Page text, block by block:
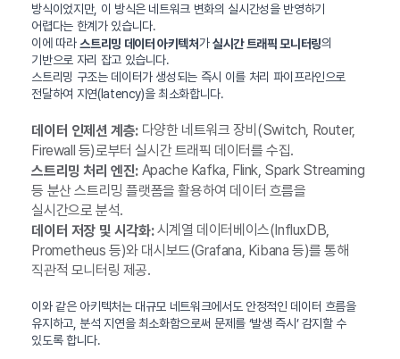
방식이었지만, 이 방식은 네트워크 변화의 실시간성을 반영하기
어렵다는 한계가 있습니다.
이에 따라 스트리밍 데이터 아키텍처가실시간 트래픽 모니터링의
기반으로 자리 잡고 있습니다.
스트리밍 구조는 데이터가 생성되는 즉시 이를 처리 파이프라인으로
전달하여 지연(latency)을 최소화합니다.
데이터 인제션 계층:다양한 네트워크 장비(Switch, Router,
Firewall 등)로부터 실시간 트래픽 데이터를 수집.
스트리밍 처리 엔진:Apache Kafka, Flink, Spark Streaming
등 분산 스트리밍 플랫폼을 활용하여 데이터 흐름을
실시간으로 분석.
데이터 저장 및 시각화:시계열 데이터베이스(InfluxDB,
Prometheus 등)와 대시보드(Grafana, Kibana 등)를 통해
직관적 모니터링 제공.
이와 같은 아키텍처는 대규모 네트워크에서도 안정적인 데이터 흐름을
유지하고, 분석 지연을 최소화함으로써 문제를 ‘발생 즉시’ 감지할 수
있도록 합니다.